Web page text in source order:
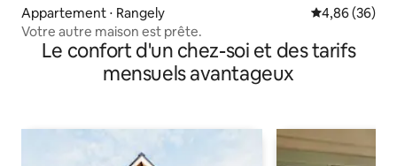
Appartement ⋅ Rangely Évaluation
4,86 (36)
Votre autre maison est prête.
Le confort d'un chez-soi et des tarifs
mensuels avantageux